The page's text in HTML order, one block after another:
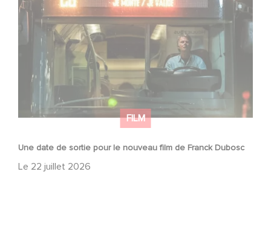
FILM
Une date de sortie pour le nouveau film de Franck Dubosc
Le 22 juillet 2026
Dubosc